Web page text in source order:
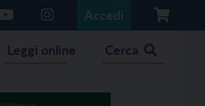
Accedi
Leggi online Cerca